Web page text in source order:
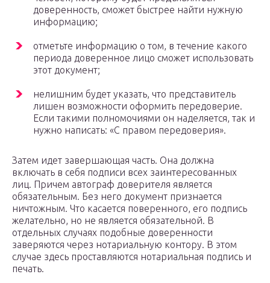
доверенность, сможет быстрее найти нужную
информацию;
отметьте информацию о том, в течение какого
периода доверенное лицо сможет использовать
этот документ;
нелишним будет указать, что представитель
лишен возможности оформить передоверие.
Если такими полномочиями он наделяется, так и
нужно написать: «С правом передоверия».
Затем идет завершающая часть. Она должна
включать в себя подписи всех заинтересованных
лиц. Причем автограф доверителя является
обязательным. Без него документ признается
ничтожным. Что касается поверенного, его подпись
желательно, но не является обязательной. В
отдельных случаях подобные доверенности
заверяются через нотариальную контору. В этом
случае здесь проставляются нотариальная подпись и
печать.